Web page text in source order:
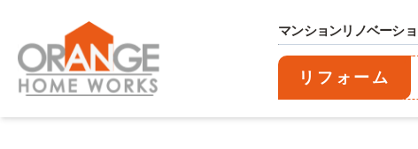
マンションリノベーシ
リフォーム